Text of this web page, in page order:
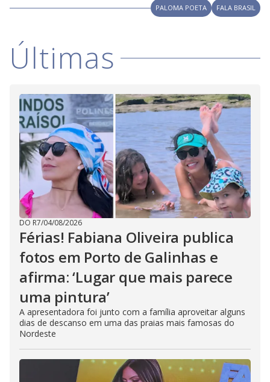
PALOMA POETA FALA BRASIL
Últimas
DO R7/04/08/2026
Férias! Fabiana Oliveira publica
fotos em Porto de Galinhas e
afirma: ‘Lugar que mais parece
uma pintura’
A apresentadora foi junto com a família aproveitar alguns
dias de descanso em uma das praias mais famosas do
Nordeste